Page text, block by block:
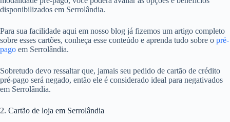
disponibilizados em Serrolândia.
Para sua facilidade aqui em nosso blog já fizemos um artigo completo
sobre esses cartões, conheça esse conteúdo e aprenda tudo sobre o pré-
pago em Serrolândia.
Sobretudo devo ressaltar que, jamais seu pedido de cartão de crédito
pré-pago será negado, então ele é considerado ideal para negativados
em Serrolândia.
2. Cartão de loja em Serrolândia